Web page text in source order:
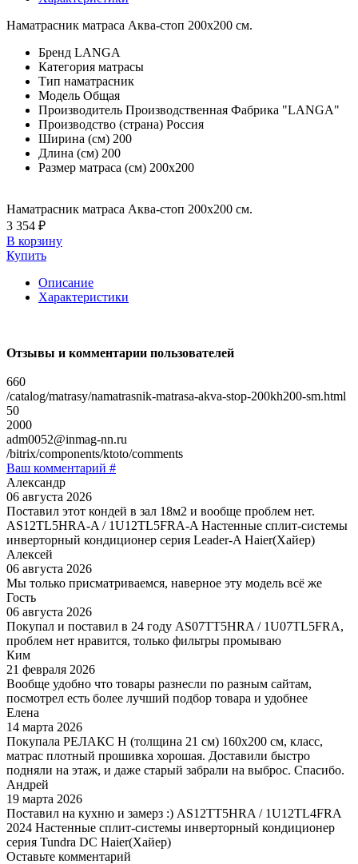
Наматрасник матраса Аква-стоп 200х200 см.
Бренд LANGA
Категория матрасы
Тип наматрасник
Модель Общая
Производитель Производственная Фабрика "LANGA"
Производство (страна) Россия
Ширина (см) 200
Длина (см) 200
Размер матраса (см) 200х200
Наматрасник матраса Аква-стоп 200х200 см.
3 354 ₽
В корзину
Купить
Описание
Характеристики
Отзывы и комментарии пользователей
660
/catalog/matrasy/namatrasnik-matrasa-akva-stop-200kh200-sm.html
50
2000
adm0052@inmag-nn.ru
/bitrix/components/ktoto/comments
Ваш комментарий #
Александр
06 августа 2026
Поставил этот кондей в зал 18м2 и вообще проблем нет.
AS12TL5HRA-A / 1U12TL5FRA-A Настенные сплит-системы
инверторный кондиционер серия Leader-A Haier(Хайер)
Алексей
06 августа 2026
Мы только присматриваемся, наверное эту модель всё же
Гость
06 августа 2026
Покупал и поставил в 24 году AS07TT5HRA / 1U07TL5FRA,
проблем нет нравится, только фильтры промываю
Ким
21 февраля 2026
Вообще удобно что товары разнесли по разным сайтам,
посмотрел есть более лучший подбор товара и удобнее
Елена
14 марта 2026
Покупала РЕЛАКС Н (толщина 21 см) 160х200 см, класс,
матрас плотный прошивка хорошая. Доставили быстро
подняли на этаж, и даже старый забрали на выброс. Спасибо.
Андрей
19 марта 2026
Поставил на кухню и замерз :) AS12TT5HRA / 1U12TL4FRA
2024 Настенные сплит-системы инверторный кондиционер
серия Tundra DC Haier(Хайер)
Оставьте комментарий